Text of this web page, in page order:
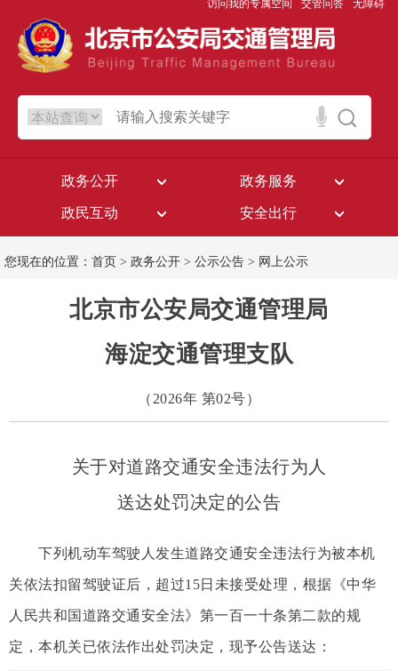
访问我的专属空间 交管问答 无障碍
政务公开 政务服务
政民互动 安全出行
您现在的位置： 首页 > 政务公开 > 公示公告 > 网上公示
北京市公安局交通管理局
海淀交通管理支队
（2026年 第02号）
关于对道路交通安全违法行为人
送达处罚决定的公告
下列机动车驾驶人发生道路交通安全违法行为被本机
关依法扣留驾驶证后，超过15日未接受处理，根据《中华
人民共和国道路交通安全法》第一百一十条第二款的规
定，本机关已依法作出处罚决定，现予公告送达：